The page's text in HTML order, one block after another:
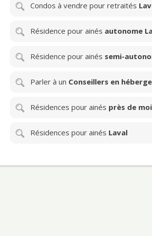
Condos à vendre pour retraités
Résidence pour ainés autonome
Résidence pour ainés semi-
Parler à un Conseillers en
Résidences pour ainés près de
Résidences pour ainés Laval